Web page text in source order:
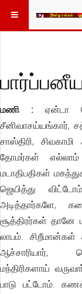
மணி : ஏன்டா
சீனிவாசய்யங்கார்,
சாஸ்திரி,
தோமர்கள்
மடாதிபதிகள்
ஜெயித்து
அடித்தார்களே,
சூத்திரர்கள் தானே
லாபம். சிறீமான்கள்
ஆச்சாரியார்,
மந்திரிகளாய்
பாடு பட்டோம்.